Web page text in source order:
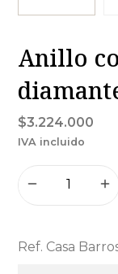
Anillo
$3.224.000
IVA incluido
Ref. Casa